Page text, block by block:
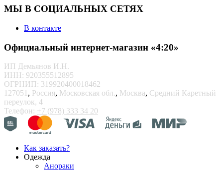
МЫ В СОЦИАЛЬНЫХ СЕТЯХ
В контакте
Официальный интернет-магазин «4:20»
ИП Демьянов И.Н.
ИНН: 920355512895
ОГРНИП: 319920400018462
127051 , Россия, Московская обл., Москва, Средний Каретный
переулок, 4
Телефон: +7 (978) 333 34 20
Как заказать?
Одежда
Анораки